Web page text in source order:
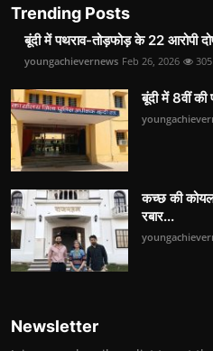
Trending Posts
बूंदी में पथराव-तोड़फोड़ के 22 आरोपी
youngachievernews Feb 26, 2026 305
बूंदी में 8वीं की
कच्छ की कोयल
रबार...
Newsletter